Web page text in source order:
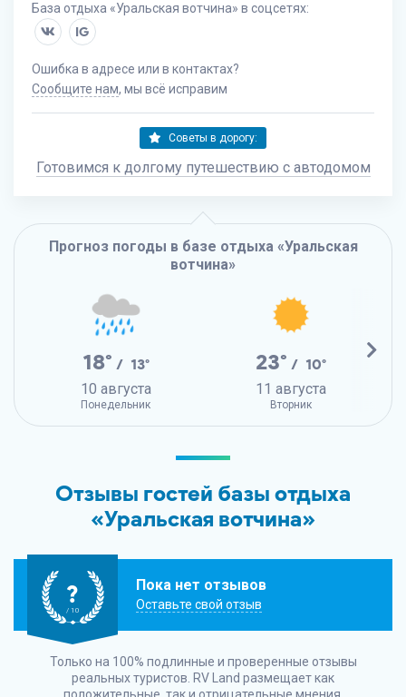
База отдыха «Уральская вотчина» в соцсетях:
IG
Ошибка в адресе или в контактах?
Сообщите нам, мы всё исправим
Советы в дорогу:
Готовимся к долгому путешествию с автодомом
Прогноз погоды в базе отдыха «Уральская
вотчина»
18° / 13°
10 августа
Понедельник
23° / 10°
11 августа
Вторник
Отзывы гостей базы отдыха
«Уральская вотчина»
?
/ 10
Пока нет отзывов
Оставьте свой отзыв
Только на 100% подлинные и проверенные отзывы
реальных туристов. RV Land размещает как